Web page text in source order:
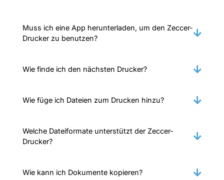
Muss ich eine App herunterladen, um den Zeccer-
Drucker zu benutzen?
Wie finde ich den nächsten Drucker?
Wie füge ich Dateien zum Drucken hinzu?
Welche Dateiformate unterstützt der Zeccer-
Drucker?
Wie kann ich Dokumente kopieren?